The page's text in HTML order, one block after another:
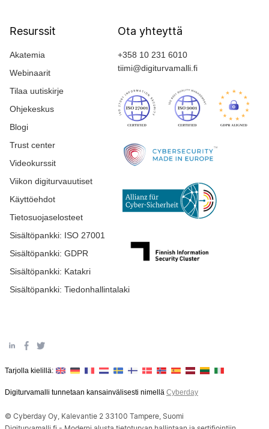
Resurssit
Akatemia
Webinaarit
Tilaa uutiskirje
Ohjekeskus
Blogi
Trust center
Videokurssit
Viikon digiturvauutiset
Käyttöehdot
Tietosuojaselosteet
Sisältöpankki: ISO 27001
Sisältöpankki: GDPR
Sisältöpankki: Katakri
Sisältöpankki: Tiedonhallintalaki
Ota yhteyttä
+358 10 231 6010
tiimi@digiturvamalli.fi
Tarjolla kielillä:
Digiturvamalli tunnetaan kansainvälisesti nimellä Cyberday
© Cyberday Oy, Kalevantie 2 33100 Tampere, Suomi